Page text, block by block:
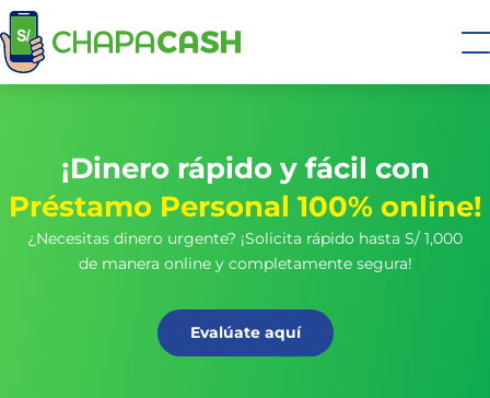
¡Dinero rápido y fácil con
Préstamo Personal 100% online!
¿Necesitas dinero urgente? ¡Solicita rápido hasta S/ 1,000
de manera online y completamente segura!
Evalúate aquí